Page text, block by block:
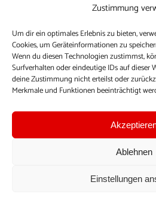
Zustimmung
Um dir ein optimales Erlebnis zu bieten,
Cookies, um Geräteinformationen zu
Wenn du diesen Technologien zustimmst,
Surfverhalten oder eindeutige IDs auf dieser
deine Zustimmung nicht erteilst oder
Merkmale und Funktionen beeinträchtigt
Ablehnen
Einstellungen
Mach mit bei youpod.de!
youpod.de lebt von Menschen wie dir.
journalistische Erfahrung, teile deine
veröffentliche deine Beiträge auf
dich anmelden, um alle Funktionen
Profil anzulegen, eigene Beiträge
Einloggen